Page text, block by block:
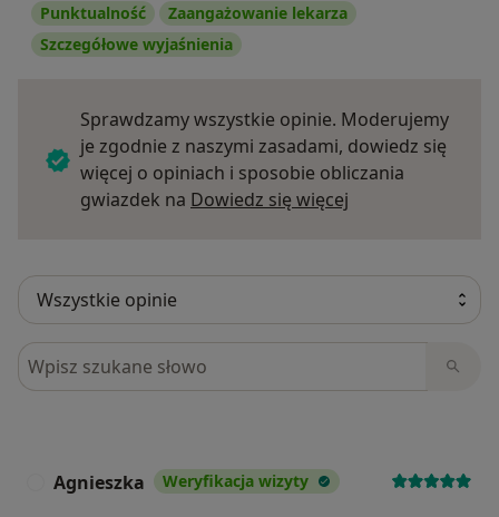
Punktualność
Zaangażowanie lekarza
Szczegółowe wyjaśnienia
Sprawdzamy wszystkie opinie. Moderujemy
je zgodnie z naszymi zasadami, dowiedz się
więcej o opiniach i sposobie obliczania
gwiazdek na Dowiedz się więcej
Szukaj w opiniach
Agnieszka Weryfikacja wizyty